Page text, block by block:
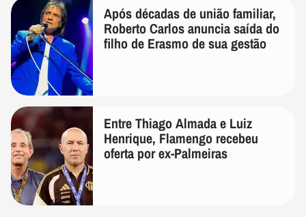
Após décadas de união familiar,
Roberto Carlos anuncia saída do
filho de Erasmo de sua gestão
Entre Thiago Almada e Luiz
Henrique, Flamengo recebeu
oferta por ex-Palmeiras